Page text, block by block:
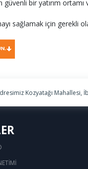
bir yatırım ortamı
sağlamak için
Kozyatağı Mahallesi,